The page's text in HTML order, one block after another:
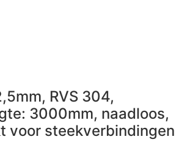
RVS 304,
3000mm, naadloos,
voor steekverbindingen